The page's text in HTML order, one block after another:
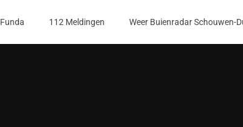
Funda 112 Meldingen Weer Buienradar Schouwen-